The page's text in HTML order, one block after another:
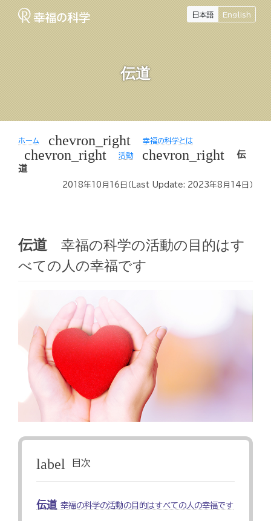
日本語 English
伝道
ホーム chevron_right 幸福の科学とは
chevron_right 活動 chevron_right
伝
道
2018年10月16日 （Last Update: 2023年8月14日 ）
伝道
幸福の科学の活動の目的はす
べての人の幸福です
label 目次
伝道 幸福の科学の活動の目的はすべての人の幸福です